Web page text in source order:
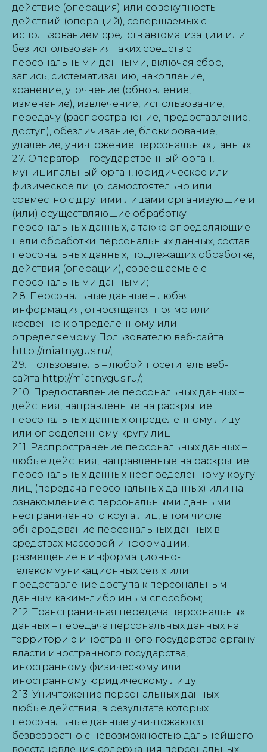
действие (операция) или совокупность
действий (операций), совершаемых с
использованием средств автоматизации или
без использования таких средств с
персональными данными, включая сбор,
запись, систематизацию, накопление,
хранение, уточнение (обновление,
изменение), извлечение, использование,
передачу (распространение, предоставление,
доступ), обезличивание, блокирование,
удаление, уничтожение персональных данных;
2.7. Оператор – государственный орган,
муниципальный орган, юридическое или
физическое лицо, самостоятельно или
совместно с другими лицами организующие и
(или) осуществляющие обработку
персональных данных, а также определяющие
цели обработки персональных данных, состав
персональных данных, подлежащих обработке,
действия (операции), совершаемые с
персональными данными;
2.8. Персональные данные – любая
информация, относящаяся прямо или
косвенно к определенному или
определяемому Пользователю веб-сайта
http://miatnygus.ru/;
2.9. Пользователь – любой посетитель веб-
сайта http://miatnygus.ru/;
2.10. Предоставление персональных данных –
действия, направленные на раскрытие
персональных данных определенному лицу
или определенному кругу лиц;
2.11. Распространение персональных данных –
любые действия, направленные на раскрытие
персональных данных неопределенному кругу
лиц (передача персональных данных) или на
ознакомление с персональными данными
неограниченного круга лиц, в том числе
обнародование персональных данных в
средствах массовой информации,
размещение в информационно-
телекоммуникационных сетях или
предоставление доступа к персональным
данным каким-либо иным способом;
2.12. Трансграничная передача персональных
данных – передача персональных данных на
территорию иностранного государства органу
власти иностранного государства,
иностранному физическому или
иностранному юридическому лицу;
2.13. Уничтожение персональных данных –
любые действия, в результате которых
персональные данные уничтожаются
безвозвратно с невозможностью дальнейшего
восстановления содержания персональных